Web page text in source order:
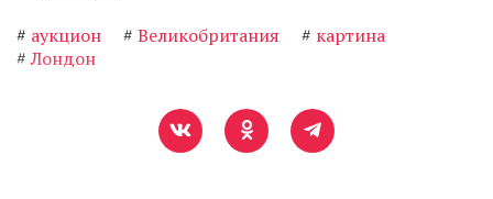
# аукцион # Великобритания # картина
# Лондон